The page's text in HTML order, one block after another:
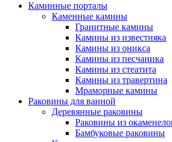
Каминные порталы
Каменные камины
Гранитные камины
Камины из известняка
Камины из оникса
Камины из песчаника
Камины из стеатита
Камины из травертина
Мраморные камины
Раковины для ванной
Деревянные раковины
Раковины из
Бамбуковые раковины